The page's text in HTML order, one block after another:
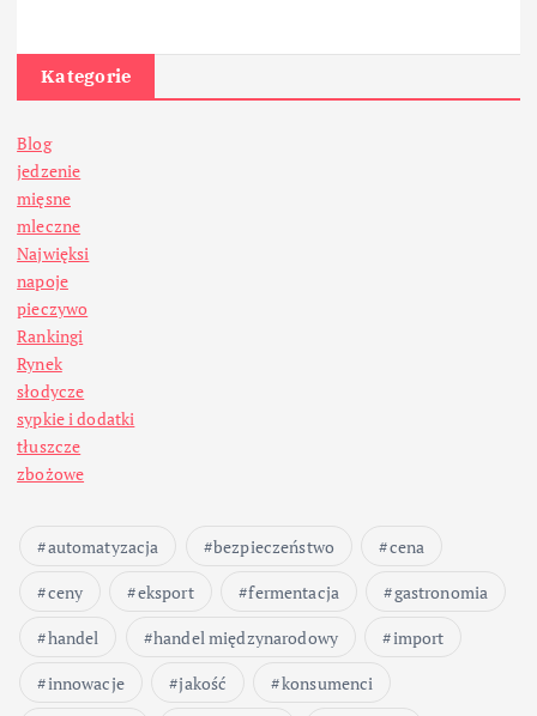
Kategorie
Blog
jedzenie
mięsne
mleczne
Najwięksi
napoje
pieczywo
Rankingi
Rynek
słodycze
sypkie i dodatki
tłuszcze
zbożowe
automatyzacja bezpieczeństwo
cena
ceny
eksport fermentacja
gastronomia
handel
handel międzynarodowy
import
innowacje
jakość
konsumenci